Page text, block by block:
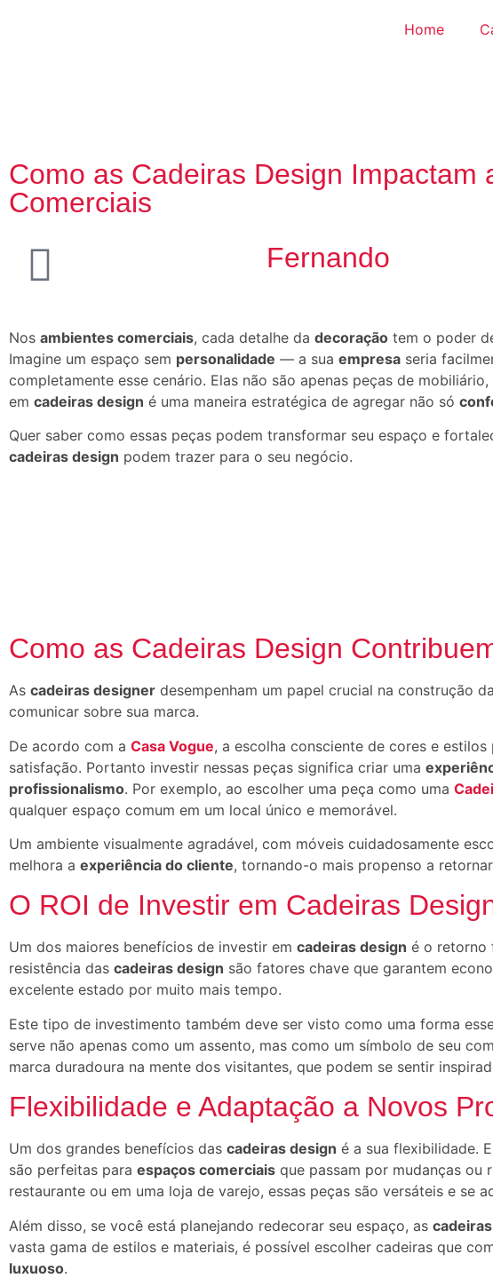
Home
Como as Cadeiras Design
Comerciais
Fernando
Nos ambientes comerciais, cada detalhe da decoração tem o poder
Imagine um espaço sem personalidade — a sua empresa seria
completamente esse cenário. Elas não são apenas peças de
em cadeiras design é uma maneira estratégica de agregar não só
Quer saber como essas peças podem transformar seu espaço e
cadeiras design podem trazer para o seu negócio.
Como as Cadeiras Design
As cadeiras designer desempenham um papel crucial na construção da
comunicar sobre sua marca.
De acordo com a Casa Vogue, a escolha consciente de cores e
satisfação. Portanto investir nessas peças significa criar uma
profissionalismo. Por exemplo, ao escolher uma peça como uma
qualquer espaço comum em um local único e memorável.
Um ambiente visualmente agradável, com móveis cuidadosamente
melhora a experiência do cliente, tornando-o mais propenso a
O ROI de Investir em Cadeiras
Um dos maiores benefícios de investir em cadeiras design é o retorno
resistência das cadeiras design são fatores chave que garantem
excelente estado por muito mais tempo.
Este tipo de investimento também deve ser visto como uma forma
serve não apenas como um assento, mas como um símbolo de seu
marca duradoura na mente dos visitantes, que podem se sentir
Flexibilidade e Adaptação a Novos
Um dos grandes benefícios das cadeiras design é a sua flexibilidade.
são perfeitas para espaços comerciais que passam por mudanças ou
restaurante ou em uma loja de varejo, essas peças são versáteis e se
Além disso, se você está planejando redecorar seu espaço, as
vasta gama de estilos e materiais, é possível escolher cadeiras que
luxuoso.